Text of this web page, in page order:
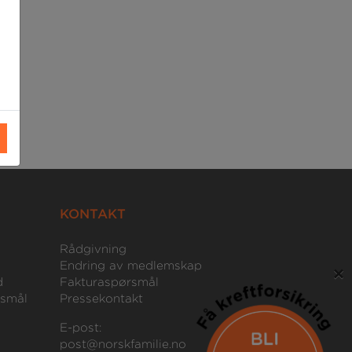
KONTAKT
Rådgivning
Endring av medlemskap
Fakturaspørsmål
Pressekontakt
E-post:
post@norskfamilie.no
×